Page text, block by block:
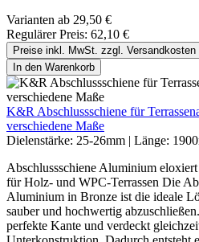
Varianten ab 29,50 €
Regulärer Preis: 62,10 €
Preise inkl. MwSt. zzgl. Versandkosten
In den Warenkorb
K&R Abschlussschiene für
verschiedene Maße
Dielenstärke: 25-26mm | Länge:
Abschlussschiene Aluminium
für Holz- und WPC-Terrassen Die
Aluminium in Bronze ist die ideale
sauber und hochwertig
perfekte Kante und verdeckt